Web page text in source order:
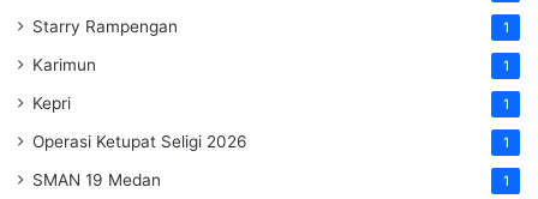
Starry Rampengan 1
Karimun 1
Kepri 1
Operasi Ketupat Seligi 2026 1
SMAN 19 Medan 1